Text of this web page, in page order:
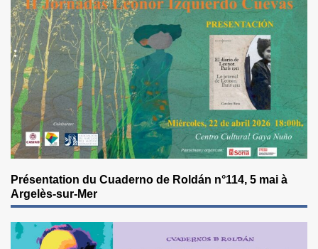
Présentation du Cuaderno de Roldán n°114, 5 mai à
Argelès-sur-Mer